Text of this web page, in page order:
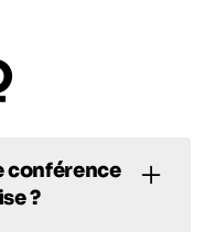
conférence
?